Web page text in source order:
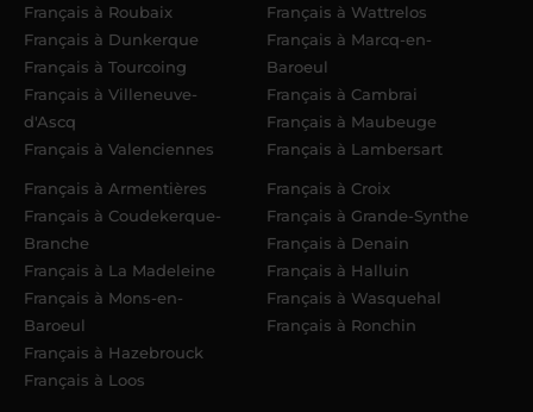
Français à Roubaix
Français à Dunkerque
Français à Tourcoing
Français à Villeneuve-
d'Ascq
Français à Valenciennes
Français à Wattrelos
Français à Marcq-en-
Baroeul
Français à Cambrai
Français à Maubeuge
Français à Lambersart
Français à Armentières
Français à Coudekerque-
Branche
Français à La Madeleine
Français à Mons-en-
Baroeul
Français à Hazebrouck
Français à Loos
Français à Croix
Français à Grande-Synthe
Français à Denain
Français à Halluin
Français à Wasquehal
Français à Ronchin